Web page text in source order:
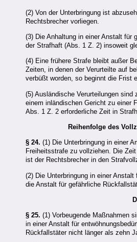
(2) Von der Unterbringung ist
Rechtsbrecher vorliegen.
(3) Die Anhaltung in einer Anstalt für
der Strafhaft (Abs. 1 Z. 2) insoweit
(4) Eine frühere Strafe bleibt außer
Zeiten, in denen der Verurteilte auf
verbüßt worden, so beginnt die
(5) Ausländische Verurteilungen
einem inländischen Gericht zu einer
Abs. 1 Z. 2 erforderliche Zeit in
Reihenfolge des
§ 24. (1) Die Unterbringung in einer
Freiheitsstrafe zu vollziehen. Die
ist der Rechtsbrecher in den
(2) Die Unterbringung in einer
die Anstalt für gefährliche
§ 25. (1) Vorbeugende Maßnahmen
in einer Anstalt für
Rückfallstäter nicht länger als zehn